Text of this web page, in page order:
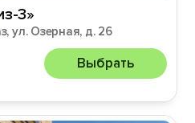
3»
ул. Озерная, д. 26
Выбрать